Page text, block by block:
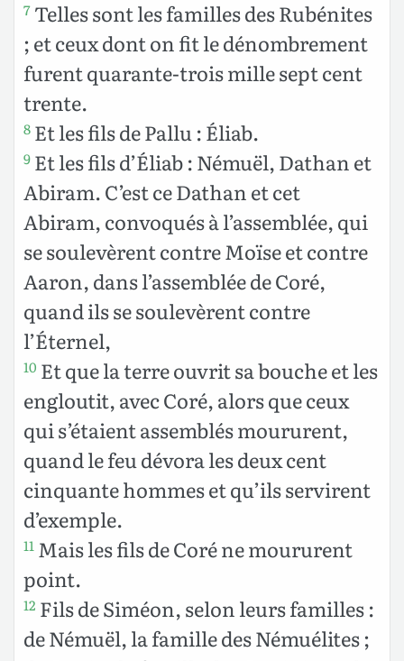
7 Telles sont les familles des Rubénites
; et ceux dont on fit le dénombrement
furent quarante-trois mille sept cent
trente.
8 Et les fils de Pallu : Éliab.
9 Et les fils d’Éliab : Némuël, Dathan et
Abiram. C’est ce Dathan et cet
Abiram, convoqués à l’assemblée, qui
se soulevèrent contre Moïse et contre
Aaron, dans l’assemblée de Coré,
quand ils se soulevèrent contre
l’Éternel,
10 Et que la terre ouvrit sa bouche et les
engloutit, avec Coré, alors que ceux
qui s’étaient assemblés moururent,
quand le feu dévora les deux cent
cinquante hommes et qu’ils servirent
d’exemple.
11 Mais les fils de Coré ne moururent
point.
12 Fils de Siméon, selon leurs familles :
de Némuël, la famille des Némuélites ;